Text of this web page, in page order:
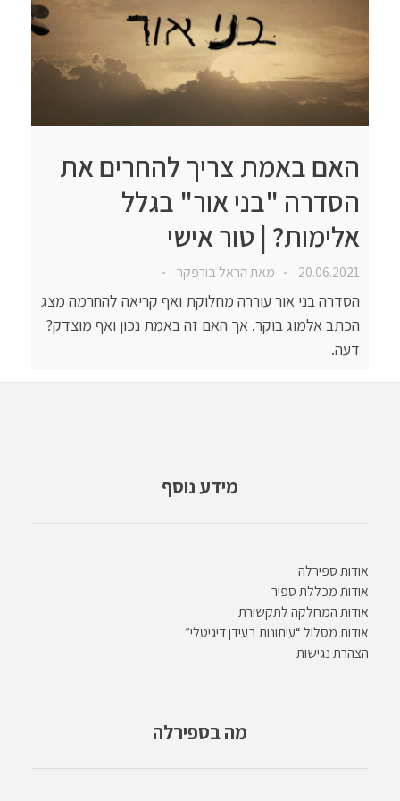
האם באמת צריך להחרים את
הסדרה "בני אור" בגלל
אלימות? | טור אישי
20.06.2021 מאתהראל בורפקר
הסדרה בני אור עוררה מחלוקת ואף קריאה להחרמה מצג
הכתב אלמוג בוקר. אך האם זה באמת נכון ואף מוצדק?
דעה.
מידע נוסף
אודות ספירלה
אודות מכללת ספיר
אודות המחלקה לתקשורת
אודות מסלול “עיתונות בעידן דיגיטלי”
הצהרת נגישות
מה בספירלה